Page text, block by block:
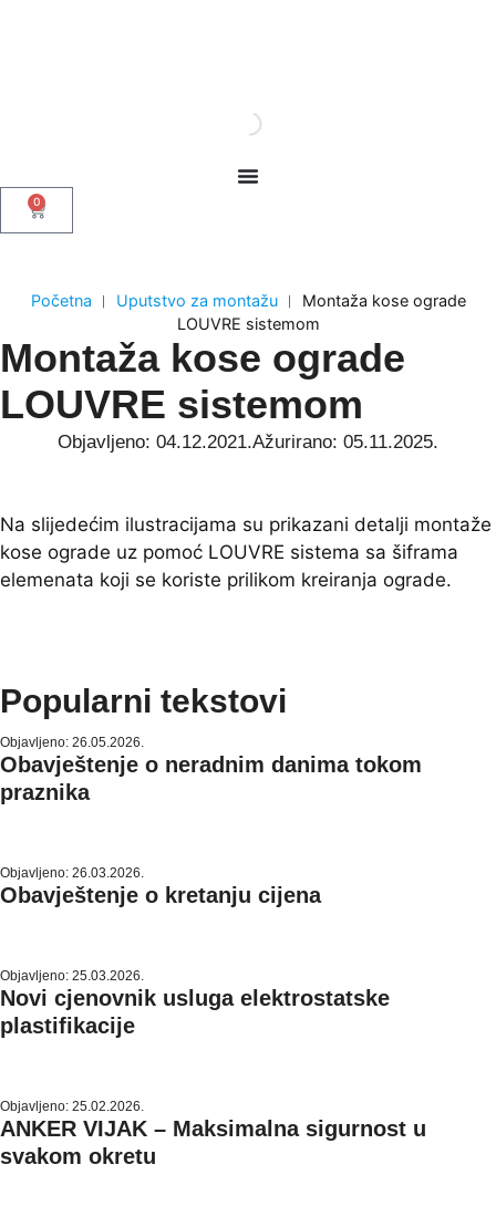
0
Početna ︱ Uputstvo za montažu︱ Montaža kose ograde
LOUVRE sistemom
Montaža kose ograde
LOUVRE sistemom
Objavljeno: 04.12.2021.Ažurirano: 05.11.2025.
Na slijedećim ilustracijama su prikazani detalji montaže
kose ograde uz pomoć LOUVRE sistema sa šiframa
elemenata koji se koriste prilikom kreiranja ograde.
Popularni tekstovi
Objavljeno: 26.05.2026.
Obavještenje o neradnim danima tokom
praznika
Objavljeno: 26.03.2026.
Obavještenje o kretanju cijena
Objavljeno: 25.03.2026.
Novi cjenovnik usluga elektrostatske
plastifikacije
Objavljeno: 25.02.2026.
ANKER VIJAK – Maksimalna sigurnost u
svakom okretu